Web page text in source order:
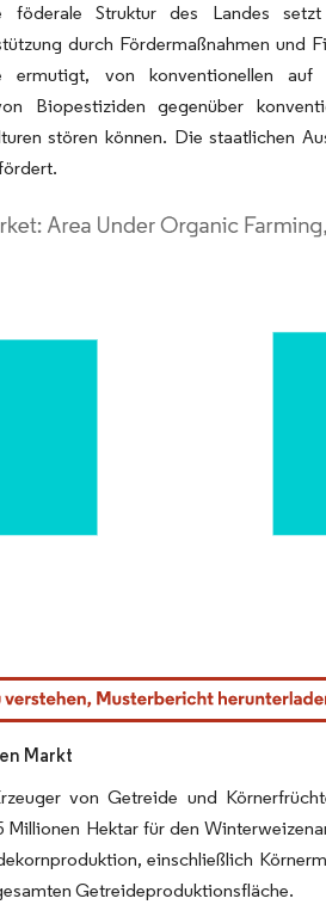
Struktur des Landes
durch Fördermaßnahmen und
von konventionellen auf
Biopestiziden gegenüber
stören können. Die staatlichen
gemäß CC BY 4.0.
Markt
von Getreide und
Hektar für den
einschließlich
Getreideproduktionsfläche.